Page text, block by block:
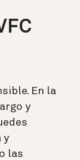
En la
y
y
las